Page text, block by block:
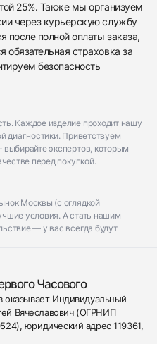
25%. Также мы организуем
через курьерскую службу
полной оплаты заказа,
страховка за
безопасность
Каждое изделие проходит нашу
диагностики. Приветствуем
экспертов, которым
перед покупкой.
Москвы (с оглядкой
условия. А стать нашим
— у вас всегда будут
Часового
оказывает Индивидуальный
Вячеславович (ОГРНИП
юридический адрес 119361,